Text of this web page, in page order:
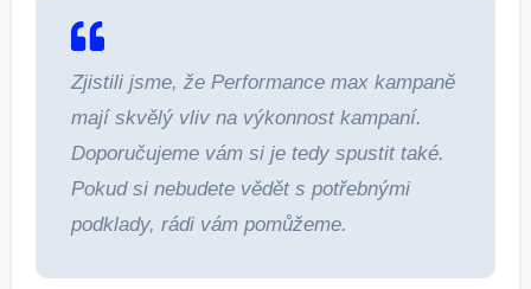
Zjistili jsme, že Performance max kampaně
mají skvělý vliv na výkonnost kampaní.
Doporučujeme vám si je tedy spustit také.
Pokud si nebudete vědět s potřebnými
podklady, rádi vám pomůžeme.